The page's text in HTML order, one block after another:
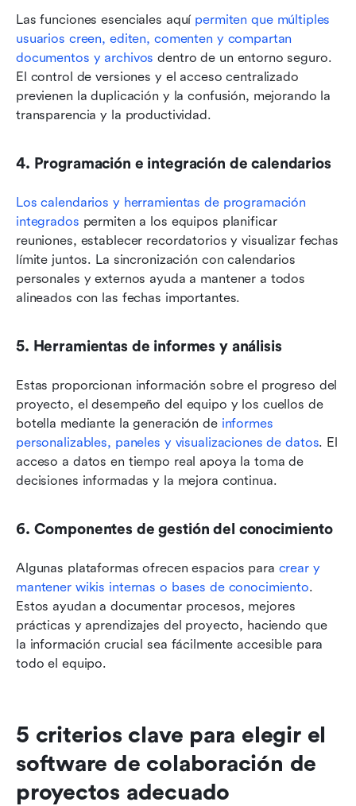
Las funciones esenciales aquí permiten que múltiples
usuarios creen, editen, comenten y compartan
documentos y archivos dentro de un entorno seguro.
El control de versiones y el acceso centralizado
previenen la duplicación y la confusión, mejorando la
transparencia y la productividad.
4. Programación e integración de calendarios
Los calendarios y herramientas de programación
integrados permiten a los equipos planificar
reuniones, establecer recordatorios y visualizar fechas
límite juntos. La sincronización con calendarios
personales y externos ayuda a mantener a todos
alineados con las fechas importantes.
5. Herramientas de informes y análisis
Estas proporcionan información sobre el progreso del
proyecto, el desempeño del equipo y los cuellos de
botella mediante la generación de informes
personalizables, paneles y visualizaciones de datos. El
acceso a datos en tiempo real apoya la toma de
decisiones informadas y la mejora continua.
6. Componentes de gestión del conocimiento
Algunas plataformas ofrecen espacios para crear y
mantener wikis internas o bases de conocimiento.
Estos ayudan a documentar procesos, mejores
prácticas y aprendizajes del proyecto, haciendo que
la información crucial sea fácilmente accesible para
todo el equipo.
5 criterios clave para elegir el
software de colaboración de
proyectos adecuado